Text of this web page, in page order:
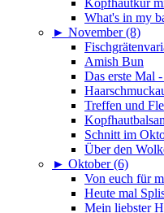
Kopfhautkur
What's in my
► November (8)
Amish Bun
Das erste Mal
Treffen und
Schnitt im
Über den
► Oktober (6)
Von euch für
Heute mal
Mein liebster